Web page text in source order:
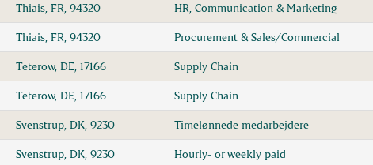
Thiais, FR, 94320 HR, Communication & Marketing
Thiais, FR, 94320 Procurement & Sales/Commercial
Teterow, DE, 17166 Supply Chain
Teterow, DE, 17166 Supply Chain
Svenstrup, DK, 9230 Timelønnede medarbejdere
Svenstrup, DK, 9230 Hourly- or weekly paid